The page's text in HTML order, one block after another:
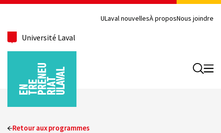
ULaval nouvellesÀ proposNous joindre
Université Laval
Retour aux programmes